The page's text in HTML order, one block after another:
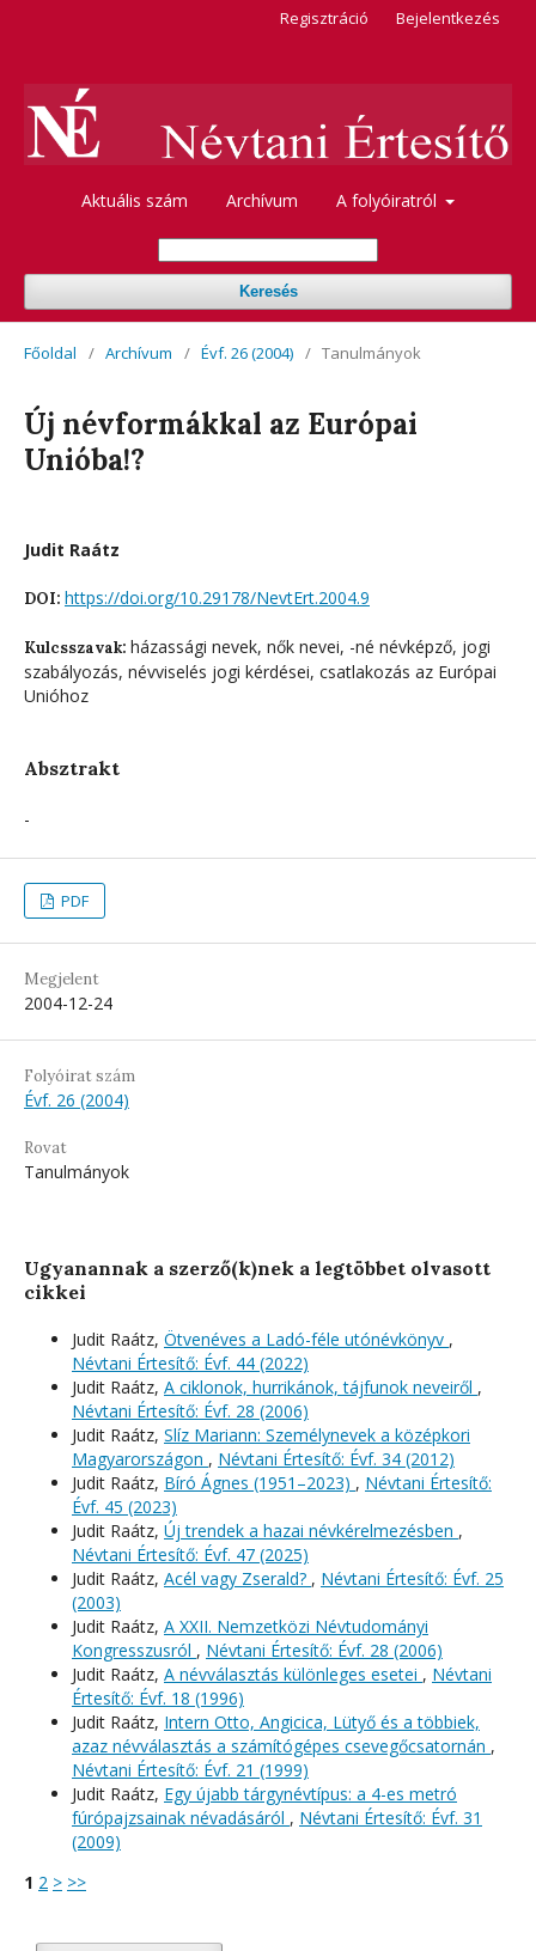
Aktuális szám Archívum A folyóiratról
Keresés
Regisztráció Bejelentkezés
Főoldal / Archívum / Évf. 26 (2004) / Tanulmányok
Új névformákkal az Európai
Unióba!?
Judit Raátz
DOI: https://doi.org/10.29178/NevtErt.2004.9
Kulcsszavak: házassági nevek, nők nevei, -né névképző, jogi
szabályozás, névviselés jogi kérdései, csatlakozás az Európai
Unióhoz
Absztrakt
-
PDF
Megjelent
2004-12-24
Folyóirat szám
Évf. 26 (2004)
Rovat
Tanulmányok
Ugyanannak a szerző(k)nek a legtöbbet olvasott
cikkei
Judit Raátz, Ötvenéves a Ladó-féle utónévkönyv ,
Névtani Értesítő: Évf. 44 (2022)
Judit Raátz, A ciklonok, hurrikánok, tájfunok neveiről ,
Névtani Értesítő: Évf. 28 (2006)
Judit Raátz, Slíz Mariann: Személynevek a középkori
Magyarországon , Névtani Értesítő: Évf. 34 (2012)
Judit Raátz, Bíró Ágnes (1951–2023) , Névtani Értesítő:
Évf. 45 (2023)
Judit Raátz, Új trendek a hazai névkérelmezésben ,
Névtani Értesítő: Évf. 47 (2025)
Judit Raátz, Acél vagy Zserald? , Névtani Értesítő: Évf. 25
(2003)
Judit Raátz, A XXII. Nemzetközi Névtudományi
Kongresszusról , Névtani Értesítő: Évf. 28 (2006)
Judit Raátz, A névválasztás különleges esetei , Névtani
Értesítő: Évf. 18 (1996)
Judit Raátz, Intern Otto, Angicica, Lütyő és a többiek,
azaz névválasztás a számítógépes csevegőcsatornán ,
Névtani Értesítő: Évf. 21 (1999)
Judit Raátz, Egy újabb tárgynévtípus: a 4-es metró
fúrópajzsainak névadásáról , Névtani Értesítő: Évf. 31
(2009)
1 2 > >>